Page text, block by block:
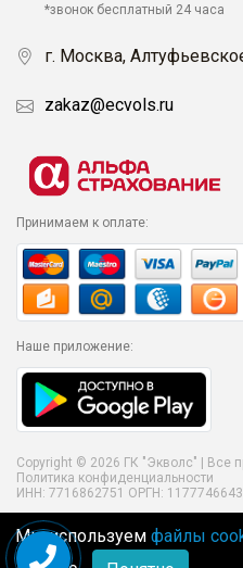
*звонок бесплатный 24 часа
г. Москва,
zakaz@ecvols.ru
Принимаем к оплате:
Наше приложение:
Copyright © 2026 ГК "Экволс" | Все
Политика конфиденциальности
ИНН: 7716862751 ОРГН:
Мы используем файлы